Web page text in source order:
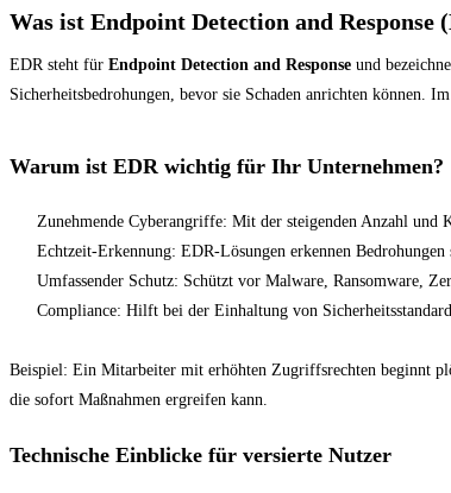
Was ist Endpoint Detection and Response
EDR steht für Endpoint Detection and Response und
Sicherheitsbedrohungen, bevor sie Schaden anrichten können.
Warum ist EDR wichtig für Ihr Unternehmen?
Zunehmende Cyberangriffe: Mit der steigenden Anzahl
Echtzeit-Erkennung: EDR-Lösungen erkennen
Umfassender Schutz: Schützt vor Malware, Ransomware,
Compliance: Hilft bei der Einhaltung von
Beispiel: Ein Mitarbeiter mit erhöhten Zugriffsrechten beginnt
die sofort Maßnahmen ergreifen kann.
Technische Einblicke für versierte Nutzer